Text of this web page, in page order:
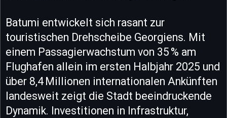
Batumi entwickelt sich rasant zur
touristischen Drehscheibe Georgiens. Mit
einem Passagierwachstum von 35 % am
Flughafen allein im ersten Halbjahr 2025 und
über 8,4 Millionen internationalen Ankünften
landesweit zeigt die Stadt beeindruckende
Dynamik. Investitionen in Infrastruktur,